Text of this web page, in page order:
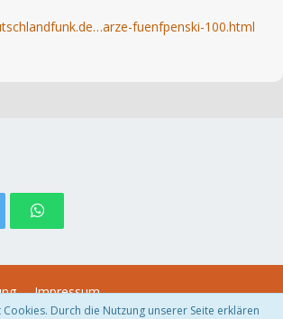
fuenfpenski-100.html
Impressum
Durch die Nutzung unserer Seite erklären